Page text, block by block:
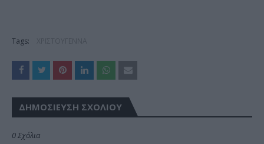
Tags:
ΔΗΜΟΣΊΕΥΣΗ ΣΧΟΛΊΟΥ
0 Σχόλια